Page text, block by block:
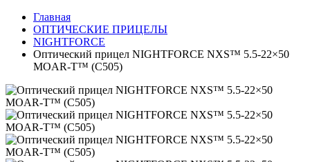
Главная
ОПТИЧЕСКИЕ ПРИЦЕЛЫ
NIGHTFORCE
Оптический прицел NIGHTFORCE NXS™ 5.5-22×50
MOAR-T™ (C505)